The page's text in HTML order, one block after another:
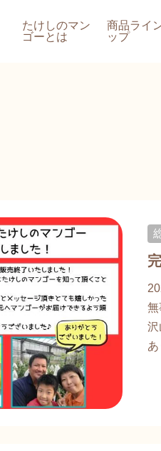
たけしのマン
ゴーとは
商品ライ
ップ
無
沢